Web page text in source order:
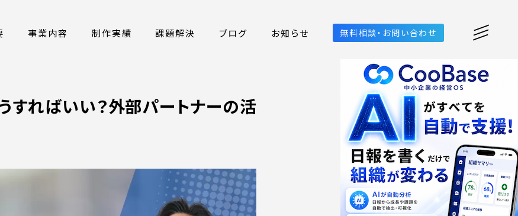
事業内容 制作実績 課題解決 ブログ お知らせ 無料相談・お問い合わせ
すればいい？外部パートナーの活